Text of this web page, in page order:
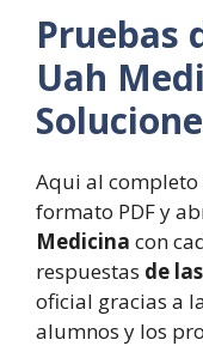
Pruebas
Uah
Aqui al completo
formato PDF y
Medicina con
respuestas de
oficial gracias a
alumnos y los